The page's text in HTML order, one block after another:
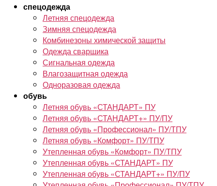
спецодежда
Летняя спецодежда
Зимняя спецодежда
Комбинезоны химической защиты
Одежда сварщика
Сигнальная одежда
Влагозащитная одежда
Одноразовая одежда
обувь
Летняя обувь «СТАНДАРТ» ПУ
Летняя обувь «СТАНДАРТ+» ПУ/ПУ
Летняя обувь «Профессионал» ПУ/ТПУ
Летняя обувь «Комфорт» ПУ/ТПУ
Утепленная обувь «Комфорт» ПУ/ТПУ
Утепленная обувь «СТАНДАРТ» ПУ
Утепленная обувь «СТАНДАРТ+» ПУ/ПУ